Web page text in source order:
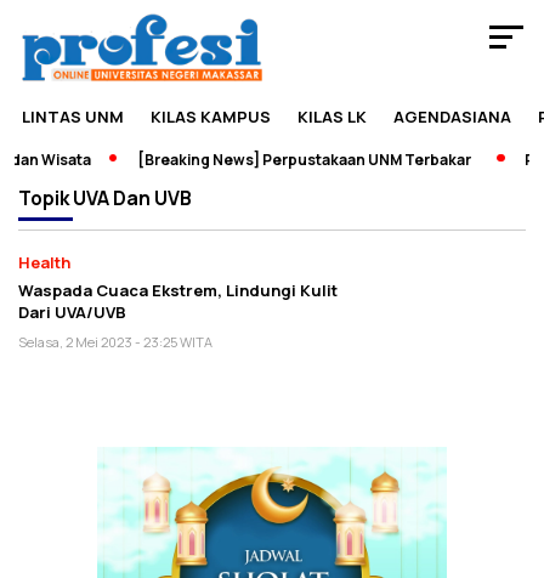
LINTAS UNM KILAS KAMPUS KILAS LK AGENDASIANA
Wisata [Breaking News] Perpustakaan UNM Terbakar
TopikUVA Dan UVB
Health
Waspada Cuaca Ekstrem, Lindungi Kulit
Dari UVA/UVB
Selasa, 2 Mei 2023 - 23:25 WITA